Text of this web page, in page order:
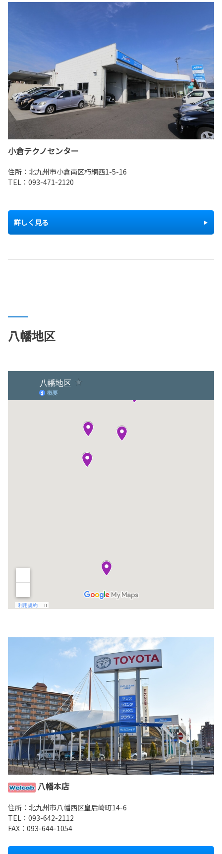
小倉テクノセンター
住所：北九州市小倉南区朽網西1-5-16
TEL：093-471-2120
詳しく見る
八幡地区
八幡本店
住所：北九州市八幡西区皇后崎町14-6
TEL： 093-642-2112
FAX：093-644-1054